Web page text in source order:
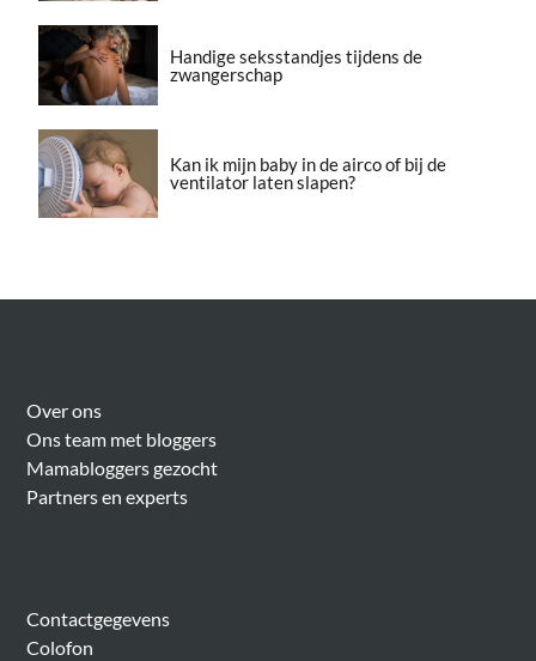
Handige seksstandjes tijdens de
zwangerschap
Kan ik mijn baby in de airco of bij de
ventilator laten slapen?
Over ons
Ons team met bloggers
Mamabloggers gezocht
Partners en experts
Contactgegevens
Colofon